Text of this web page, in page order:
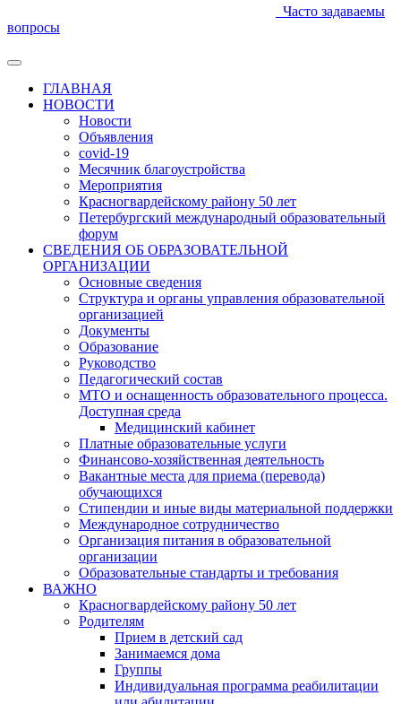
Часто задаваемы
вопросы
ГЛАВНАЯ
НОВОСТИ
Новости
Объявления
covid-19
Месячник благоустройства
Мероприятия
Красногвардейскому району 50 лет
Петербургский международный образовательный
форум
СВЕДЕНИЯ ОБ ОБРАЗОВАТЕЛЬНОЙ
ОРГАНИЗАЦИИ
Основные сведения
Структура и органы управления образовательной
организацией
Документы
Образование
Руководство
Педагогический состав
МТО и оснащенность образовательного процесса.
Доступная среда
Медицинский кабинет
Платные образовательные услуги
Финансово-хозяйственная деятельность
Вакантные места для приема (перевода)
обучающихся
Стипендии и иные виды материальной поддержки
Международное сотрудничество
Организация питания в образовательной
организации
Образовательные стандарты и требования
ВАЖНО
Красногвардейскому району 50 лет
Родителям
Прием в детский сад
Занимаемся дома
Группы
Индивидуальная программа реабилитации